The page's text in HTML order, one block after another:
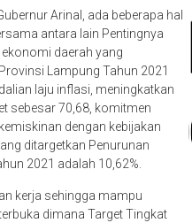
Arinal, ada beberapa hal
antara lain Pentingnya
daerah yang
Lampung Tahun 2021
laju inflasi, meningkatkan
sebesar 70,68, komitmen
dengan kebijakan
ditargetkan Penurunan
2021 adalah 10,62%.
kerja sehingga mampu
dimana Target Tingkat